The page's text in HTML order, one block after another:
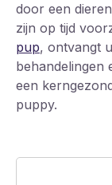
door een
zijn op tijd
pup, ontvangt
behandelingen
een
puppy.